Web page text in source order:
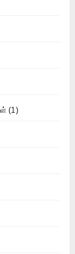
(1)